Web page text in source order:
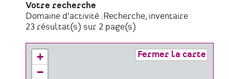
Votre recherche
Domaine d'activité : Recherche, inventaire
23 résultat(s) sur 2 page(s)
Fermer la carte
+
−